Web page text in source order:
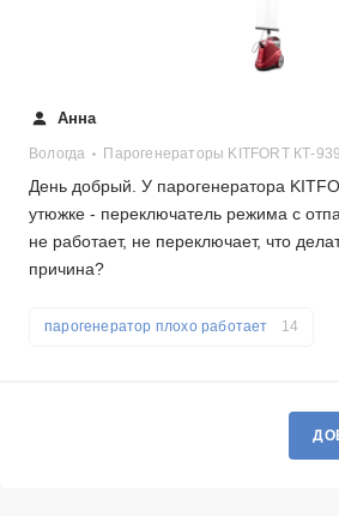
ЗАДАТЬ ВОПРОС МАСТЕРАМ
Анна
Вологда Парогенераторы KITFORT КТ-939
День добрый. У парогенератора
утюжке - переключатель режима с
не работает, не переключает, что
причина?
парогенератор плохо работает 14